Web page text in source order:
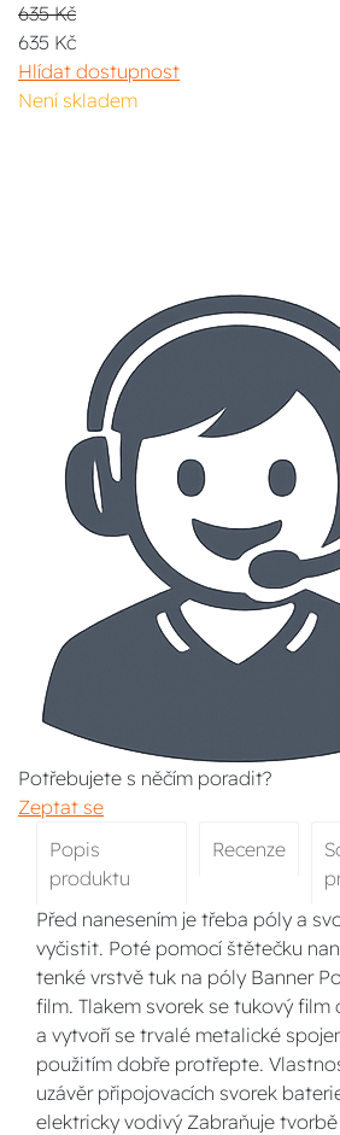
635 Kč
635 Kč
Hlídat dostupnost
Není skladem
Potřebujete s něčím poradit?
Zeptat se
Popis
produktu
Recenze
Před nanesením je třeba póly a
vyčistit. Poté pomocí štětečku
tenké vrstvě tuk na póly Banner
film. Tlakem svorek se tukový
a vytvoří se trvalé metalické
použitím dobře protřepte.
uzávěr připojovacích svorek
elektricky vodivý Zabraňuje